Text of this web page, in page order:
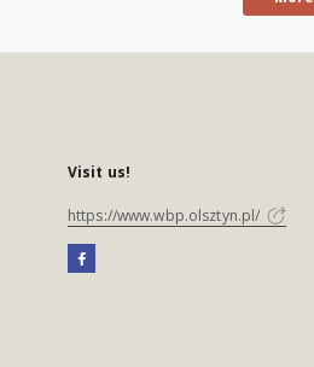
Visit us!
https://www.wbp.olsztyn.pl/